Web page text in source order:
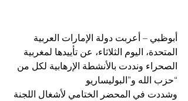
أبوظبي – أعربت دولة الإمارات العربية
المتحدة، اليوم الثلاثاء، عن تأييدها لمغربية
الصحراء ونددت بالأنشطة الإرهابية لكل من
“حزب الله و”البوليساريو
وشددت في المحضر الختامي لأشغال اللجنة